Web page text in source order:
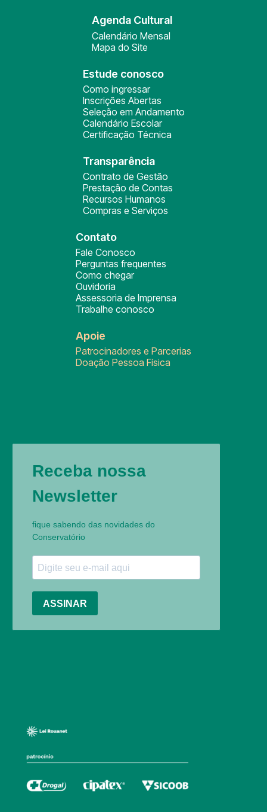
Agenda Cultural
Calendário Mensal
Mapa do Site
Estude conosco
Como ingressar
Inscrições Abertas
Seleção em Andamento
Calendário Escolar
Certificação Técnica
Transparência
Contrato de Gestão
Prestação de Contas
Recursos Humanos
Compras e Serviços
Contato
Fale Conosco
Perguntas frequentes
Como chegar
Ouvidoria
Assessoria de Imprensa
Trabalhe conosco
Apoie
Patrocinadores e Parcerias
Doação Pessoa Física